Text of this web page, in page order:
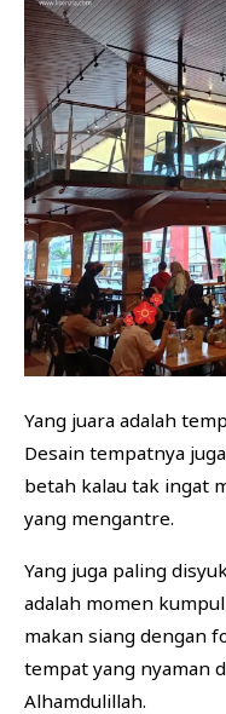
Yang juara adalah
Desain tempatnya
betah kalau tak ingat
yang mengantre.
Yang juga paling
adalah momen
makan siang dengan
tempat yang nyaman
Alhamdulillah.